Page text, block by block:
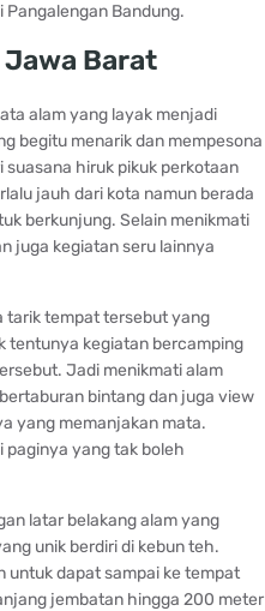
Bandung.
Jawa Barat
alam yang layak menjadi
begitu menarik dan mempesona
hiruk pikuk perkotaan
jauh dari kota namun berada
berkunjung. Selain menikmati
juga kegiatan seru lainnya
tarik tempat tersebut yang
tentunya kegiatan bercamping
Jadi menikmati alam
bintang dan juga view
yang memanjakan mata.
paginya yang tak boleh
latar belakang alam yang
unik berdiri di kebun teh.
untuk dapat sampai ke tempat
jembatan hingga 200 meter